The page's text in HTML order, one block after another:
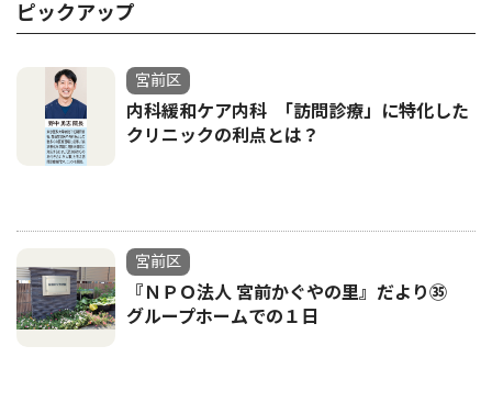
ピックアップ
宮前区
内科緩和ケア内科 ｢訪問診療」に特化した
クリニックの利点とは？
宮前区
『ＮＰＯ法人 宮前かぐやの里』だより㉟
グループホームでの１日